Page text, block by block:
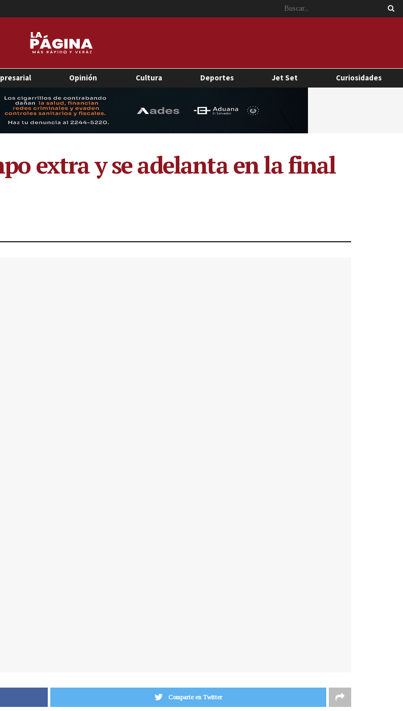
Opinión Cultura Deportes Jet Set Curiosidades
extra y se adelanta en la final
Comparte en Twitter